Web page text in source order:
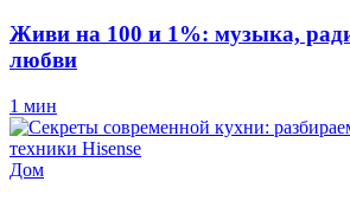
Живи на 100 и 1%: музыка,
любви
1 мин
Дом